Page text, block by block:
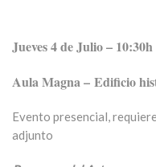
Jueves 4 deJulio – 10:30h
Aula Magna – Edificio
Evento presencial,
adjunto